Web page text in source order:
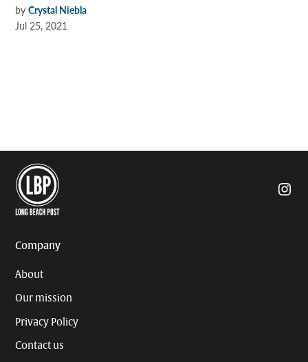
by Crystal Niebla
Jul 25, 2021
Company
About
Our mission
Privacy Policy
Contact us